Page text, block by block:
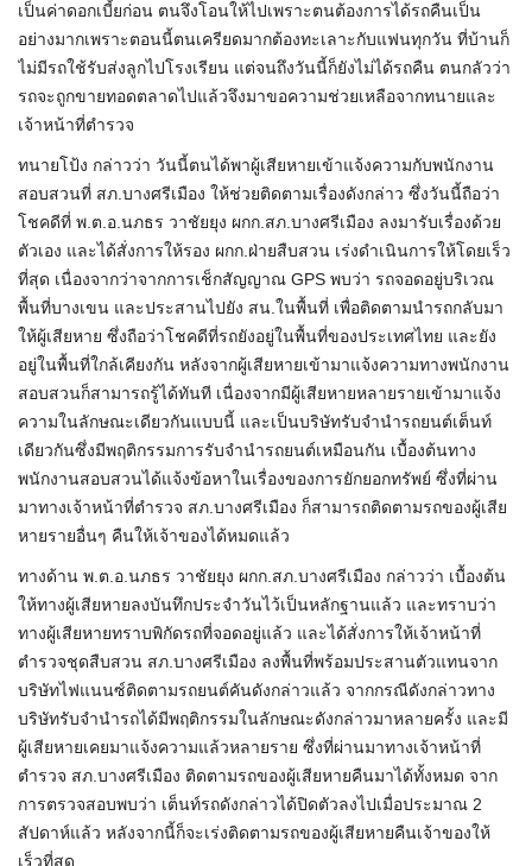
เป็นค่าดอกเบี้ยก่อน ตนจึงโอนให้ไปเพราะตนต้องการได้รถคืนเป็น
อย่างมากเพราะตอนนี้ตนเครียดมากต้องทะเลาะกับแฟนทุกวัน ที่บ้านก็
ไม่มีรถใช้รับส่งลูกไปโรงเรียน แต่จนถึงวันนี้ก็ยังไม่ได้รถคืน ตนกลัวว่า
รถจะถูกขายทอดตลาดไปแล้วจึงมาขอความช่วยเหลือจากทนายและ
เจ้าหน้าที่ตำรวจ
ทนายโป้ง กล่าวว่า วันนี้ตนได้พาผู้เสียหายเข้าแจ้งความกับพนักงาน
สอบสวนที่ สภ.บางศรีเมือง ให้ช่วยติดตามเรื่องดังกล่าว ซึ่งวันนี้ถือว่า
โชคดีที่ พ.ต.อ.นภธร วาชัยยุง ผกก.สภ.บางศรีเมือง ลงมารับเรื่องด้วย
ตัวเอง และได้สั่งการให้รอง ผกก.ฝ่ายสืบสวน เร่งดำเนินการให้โดยเร็ว
ที่สุด เนื่องจากว่าจากการเช็กสัญญาณ GPS พบว่า รถจอดอยู่บริเวณ
พื้นที่บางเขน และประสานไปยัง สน.ในพื้นที่ เพื่อติดตามนำรถกลับมา
ให้ผู้เสียหาย ซึ่งถือว่าโชคดีที่รถยังอยู่ในพื้นที่ของประเทศไทย และยัง
อยู่ในพื้นที่ใกล้เคียงกัน หลังจากผู้เสียหายเข้ามาแจ้งความทางพนักงาน
สอบสวนก็สามารถรู้ได้ทันที เนื่องจากมีผู้เสียหายหลายรายเข้ามาแจ้ง
ความในลักษณะเดียวกันแบบนี้ และเป็นบริษัทรับจำนำรถยนต์เต็นท์
เดียวกันซึ่งมีพฤติกรรมการรับจำนำรถยนต์เหมือนกัน เบื้องต้นทาง
พนักงานสอบสวนได้แจ้งข้อหาในเรื่องของการยักยอกทรัพย์ ซึ่งที่ผ่าน
มาทางเจ้าหน้าที่ตำรวจ สภ.บางศรีเมือง ก็สามารถติดตามรถของผู้เสีย
หายรายอื่นๆ คืนให้เจ้าของได้หมดแล้ว
ทางด้าน พ.ต.อ.นภธร วาชัยยุง ผกก.สภ.บางศรีเมือง กล่าวว่า เบื้องต้น
ให้ทางผู้เสียหายลงบันทึกประจำวันไว้เป็นหลักฐานแล้ว และทราบว่า
ทางผู้เสียหายทราบพิกัดรถที่จอดอยู่แล้ว และได้สั่งการให้เจ้าหน้าที่
ตำรวจชุดสืบสวน สภ.บางศรีเมือง ลงพื้นที่พร้อมประสานตัวแทนจาก
บริษัทไฟแนนซ์ติดตามรถยนต์คันดังกล่าวแล้ว จากกรณีดังกล่าวทาง
บริษัทรับจำนำรถได้มีพฤติกรรมในลักษณะดังกล่าวมาหลายครั้ง และมี
ผู้เสียหายเคยมาแจ้งความแล้วหลายราย ซึ่งที่ผ่านมาทางเจ้าหน้าที่
ตำรวจ สภ.บางศรีเมือง ติดตามรถของผู้เสียหายคืนมาได้ทั้งหมด จาก
การตรวจสอบพบว่า เต็นท์รถดังกล่าวได้ปิดตัวลงไปเมื่อประมาณ 2
สัปดาห์แล้ว หลังจากนี้ก็จะเร่งติดตามรถของผู้เสียหายคืนเจ้าของให้
เร็วที่สุด